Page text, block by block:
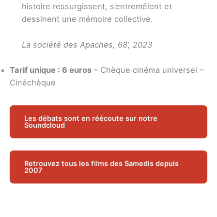
histoire ressurgissent, s’entremêlent et
dessinent une mémoire collective.
La société des Apaches, 68’, 2023
Tarif unique : 6 euros – Chèque cinéma universel –
Cinéchèque
Les débats sont en réécoute sur notre
Soundcloud
Retrouvez tous les films des Samedis depuis
2007